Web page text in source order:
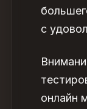
с
онлайн